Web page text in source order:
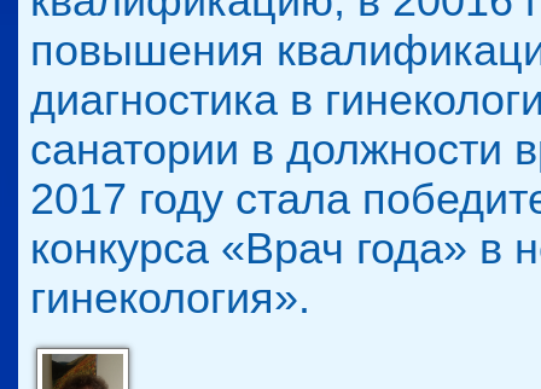
повышения
диагностика в
санатории в должности
2017 году стала
конкурса «Врач года» в
гинекология».